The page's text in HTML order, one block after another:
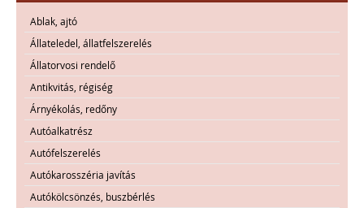
Ablak, ajtó
Állateledel, állatfelszerelés
Állatorvosi rendelő
Antikvitás, régiség
Árnyékolás, redőny
Autóalkatrész
Autófelszerelés
Autókarosszéria javítás
Autókölcsönzés, buszbérlés